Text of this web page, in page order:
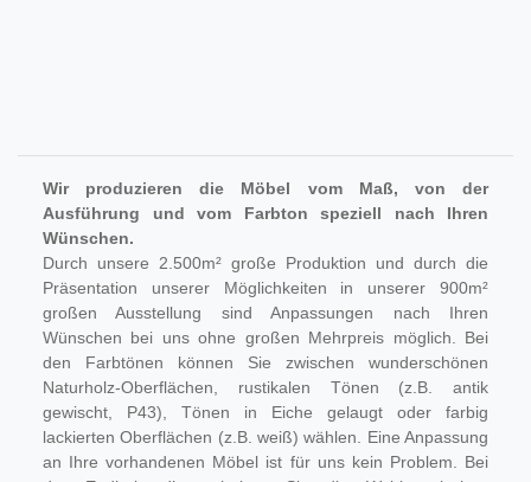
Wir produzieren die Möbel vom Maß, von der
Ausführung und vom Farbton speziell nach Ihren
Wünschen.
Durch unsere 2.500m² große Produktion und durch die
Präsentation unserer Möglichkeiten in unserer 900m²
großen Ausstellung sind Anpassungen nach Ihren
Wünschen bei uns ohne großen Mehrpreis möglich. Bei
den Farbtönen können Sie zwischen wunderschönen
Naturholz-Oberflächen, rustikalen Tönen (z.B. antik
gewischt, P43), Tönen in Eiche gelaugt oder farbig
lackierten Oberflächen (z.B. weiß) wählen. Eine Anpassung
an Ihre vorhandenen Möbel ist für uns kein Problem. Bei